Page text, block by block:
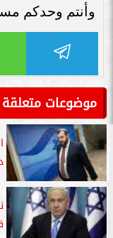
وأنتم وحدكم
موضوعات متعلقة